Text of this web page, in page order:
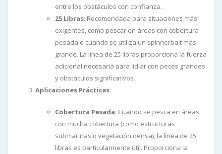
entre los obstáculos con confianza.
25 Libras: Recomendada para situaciones más
exigentes, como pescar en áreas con cobertura
pesada o cuando se utiliza un spinnerbait más
grande. La línea de 25 libras proporciona la fuerza
adicional necesaria para lidiar con peces grandes
y obstáculos significativos.
Aplicaciones Prácticas:
Cobertura Pesada: Cuando se pesca en áreas
con mucha cobertura (como estructuras
submarinas o vegetación densa), la línea de 25
libras es particularmente útil. Proporciona la